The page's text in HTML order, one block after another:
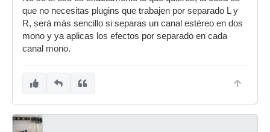
que no necesitas plugins que trabajen por separado L y
R, será más sencillo si separas un canal estéreo en dos
mono y ya aplicas los efectos por separado en cada
canal mono.